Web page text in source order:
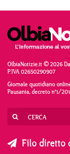
OlbiaNotizie.it © 2026
P.IVA 02650290907
Giornale quotidiano
Pausania, decreto n°1/
Filo diretto